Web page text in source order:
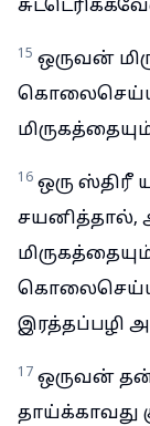
15 ஒருவன்
16 ஒரு ஸ்திரீ
சயனித்தால்,
இரத்தப்பழி
17 ஒருவன்
தாய்க்காவது